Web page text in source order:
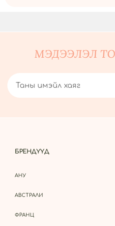
МЭДЭЭЛЭЛ
БРЕНДҮҮД
АНУ
АВСТРАЛИ
ФРАНЦ